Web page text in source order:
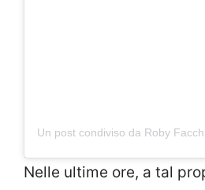
Nelle ultime ore, a tal